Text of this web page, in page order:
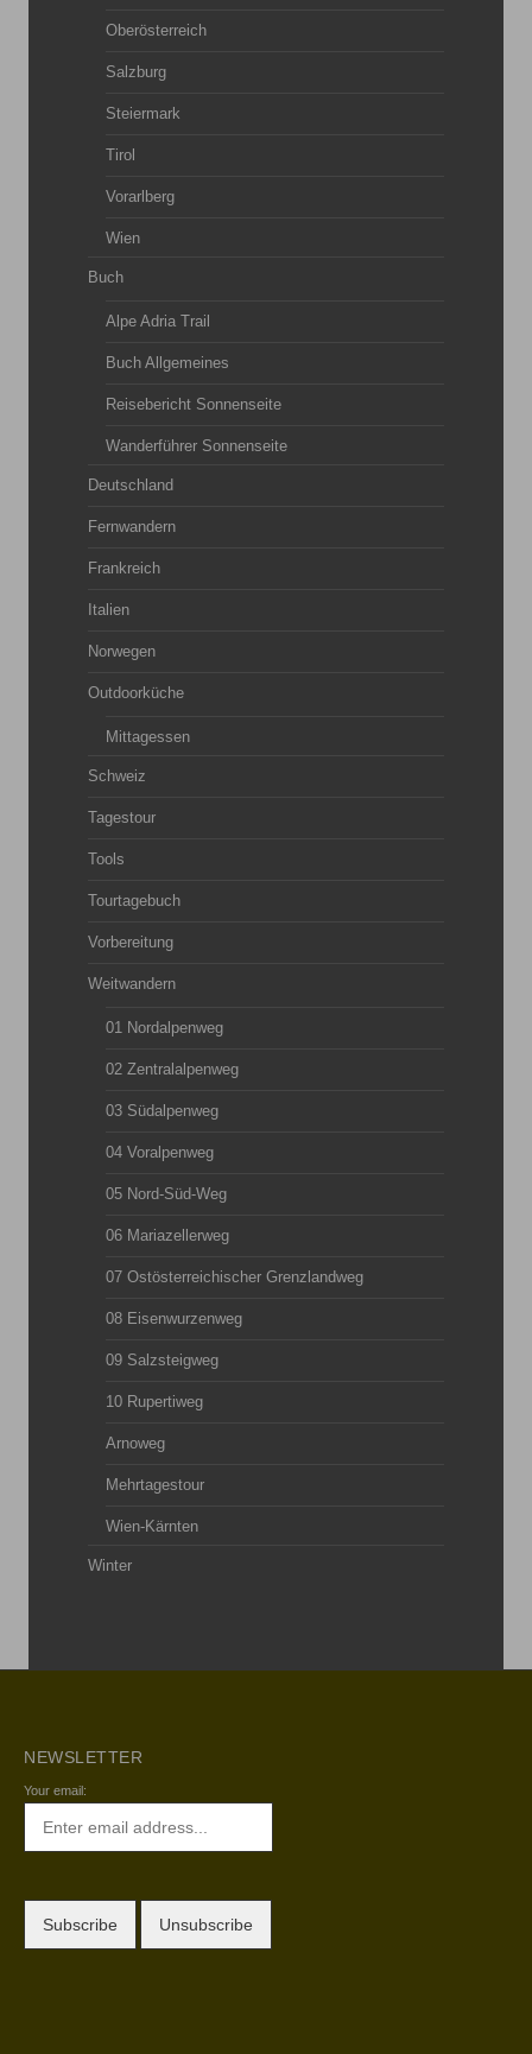
Oberösterreich
Salzburg
Steiermark
Tirol
Vorarlberg
Wien
Buch
Alpe Adria Trail
Buch Allgemeines
Reisebericht Sonnenseite
Wanderführer Sonnenseite
Deutschland
Fernwandern
Frankreich
Italien
Norwegen
Outdoorküche
Mittagessen
Schweiz
Tagestour
Tools
Tourtagebuch
Vorbereitung
Weitwandern
01 Nordalpenweg
02 Zentralalpenweg
03 Südalpenweg
04 Voralpenweg
05 Nord-Süd-Weg
06 Mariazellerweg
07 Ostösterreichischer Grenzlandweg
08 Eisenwurzenweg
09 Salzsteigweg
10 Rupertiweg
Arnoweg
Mehrtagestour
Wien-Kärnten
Winter
NEWSLETTER
Your email: